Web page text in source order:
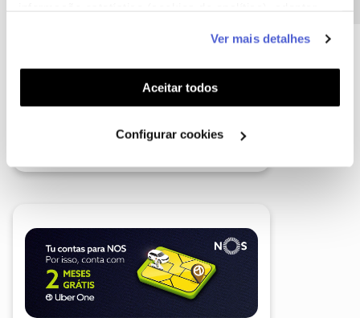
funcionalidades (cookies de personalização e
funcionalidade) e adaptar anúncios aos seus interesses
(cookies de publicidade personalizada). Pode gerir a
utilização dos cookies clicando em "Configurar
Ver mais detalhes
Aceitar todos
Configurar cookies